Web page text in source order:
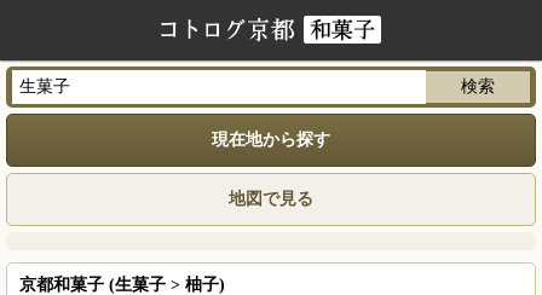
現在地から探す
地図で見る
京都和菓子 (生菓子 > 柚子)